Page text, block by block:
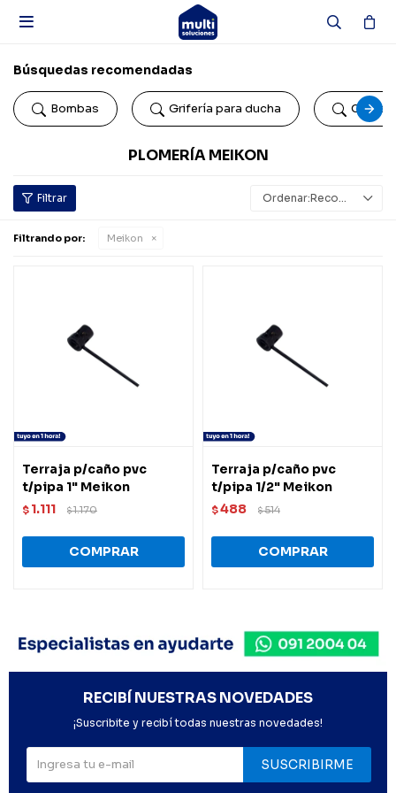

Búsquedas recomendadas
Bombas Grifería para ducha Colillas
PLOMERÍA MEIKON
Recomendados
Filtrando por: Meikon
Terraja p/caño pvc
t/pipa 1" Meikon
$ 1.111 $1.170
Terraja p/caño pvc
t/pipa 1/2" Meikon
$488 $514
RECIBÍ NUESTRAS NOVEDADES
¡Suscribite y recibí todas nuestras novedades!
SUSCRIBIRME